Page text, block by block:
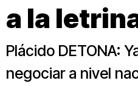
a la
Plácido DETONA:
negociar a nivel